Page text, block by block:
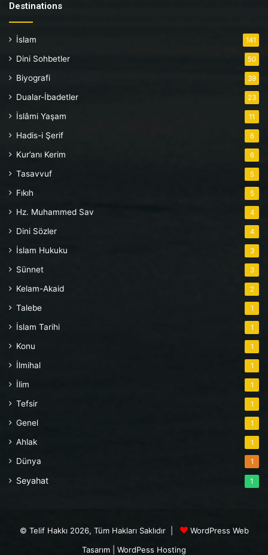
Destinations
İslam 141
Dini Sohbetler 50
Biyografi 39
Dualar-İbadetler 23
İslâmi Yaşam 11
Hadis-i Şerif 6
Kur’anı Kerim 6
Tasavvuf 5
Fıkıh 5
Hz. Muhammed Sav 4
Dini Sözler 4
İslam Hukuku 3
Sünnet 3
Kelam-Akaid 2
Talebe 1
İslam Tarihi 1
Konu 1
İlmihal 1
İlim 1
Tefsir 1
Genel 1
Ahlak 1
Dünya 1
Seyahat 1
© Telif Hakkı 2026, Tüm Hakları Saklıdır |
WordPress Web
Tasarım
WordPess Hosting